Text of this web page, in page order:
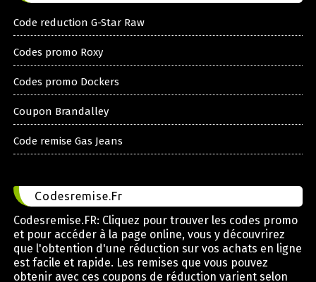
Code reduction G-Star Raw
Codes promo Roxy
Codes promo Dockers
Coupon Brandalley
Code remise Gas Jeans
Codesremise.Fr
Codesremise.FR: Cliquez pour trouver les codes promo
et pour accéder à la page online, vous y découvrirez
que l'obtention d'une réduction sur vos achats en ligne
est facile et rapide. Les remises que vous pouvez
obtenir avec ces coupons de réduction varient selon